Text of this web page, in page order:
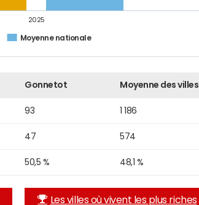
Moyenne nationale
2025
Gonnetot Moyenne des villes
93 1 186
47 574
50,5 % 48,1 %
Les villes où vivent les plus riches